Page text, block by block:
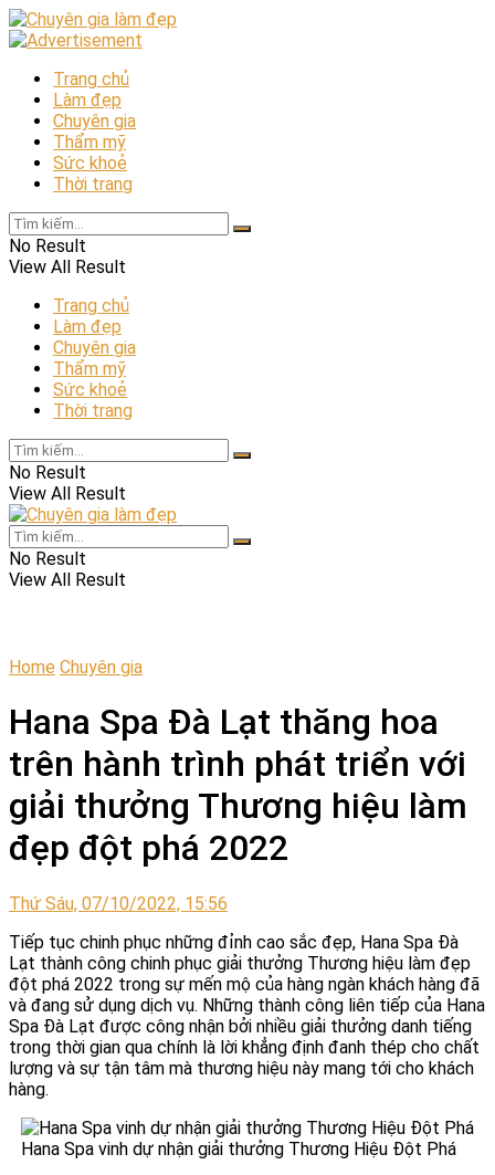
Trang chủ
Làm đẹp
Chuyên gia
Thẩm mỹ
Sức khoẻ
Thời trang
No Result
View All Result
Trang chủ
Làm đẹp
Chuyên gia
Thẩm mỹ
Sức khoẻ
Thời trang
No Result
View All Result
No Result
View All Result
Home Chuyên gia
Hana Spa Đà Lạt thăng hoa
trên hành trình phát triển với
giải thưởng Thương hiệu làm
đẹp đột phá 2022
Thứ Sáu, 07/10/2022, 15:56
Tiếp tục chinh phục những đỉnh cao sắc đẹp, Hana Spa Đà
Lạt thành công chinh phục giải thưởng Thương hiệu làm đẹp
đột phá 2022 trong sự mến mộ của hàng ngàn khách hàng đã
và đang sử dụng dịch vụ. Những thành công liên tiếp của Hana
Spa Đà Lạt được công nhận bởi nhiều giải thưởng danh tiếng
trong thời gian qua chính là lời khẳng định đanh thép cho chất
lượng và sự tận tâm mà thương hiệu này mang tới cho khách
hàng.
Hana Spa vinh dự nhận giải thưởng Thương Hiệu Đột Phá